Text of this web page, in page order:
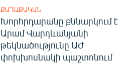
ՔԱՂԱՔԱԿԱՆ
Խորհրդարանը քննարկում է
Արամ Վարդևանյանի
թեկնածությունը ԱԺ
փոխխոսնակի պաշտոնում